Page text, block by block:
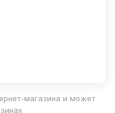
магазина и может